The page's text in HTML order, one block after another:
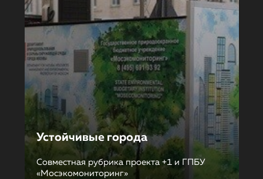
Устойчивые города
Совместная рубрика проекта +1 и ГПБУ
«Мосэкомониторинг»